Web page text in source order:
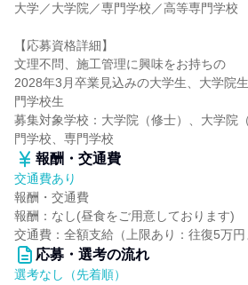
大学／大学院／専門学校／高等専門学校
【応募資格詳細】
文理不問、施工管理に興味をお持ちの
2028年3月卒業見込みの大学生、大学院
門学校生
募集対象学校：大学院（修士）、大学院
門学校、専門学校
報酬・交通費
交通費あり
報酬・交通費
報酬：なし(昼食をご用意しております)
交通費：全額支給（上限あり：往復5万円
応募・選考の流れ
選考なし（先着順）